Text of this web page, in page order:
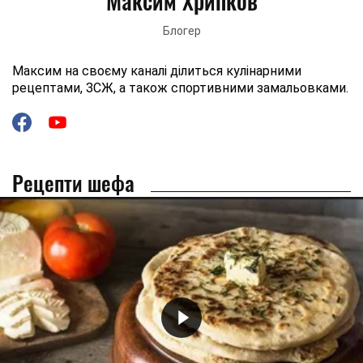
Блогер
Максим на своєму каналі ділиться кулінарними
рецептами, ЗСЖ, а також спортивними замальовками.
Рецепти шефа